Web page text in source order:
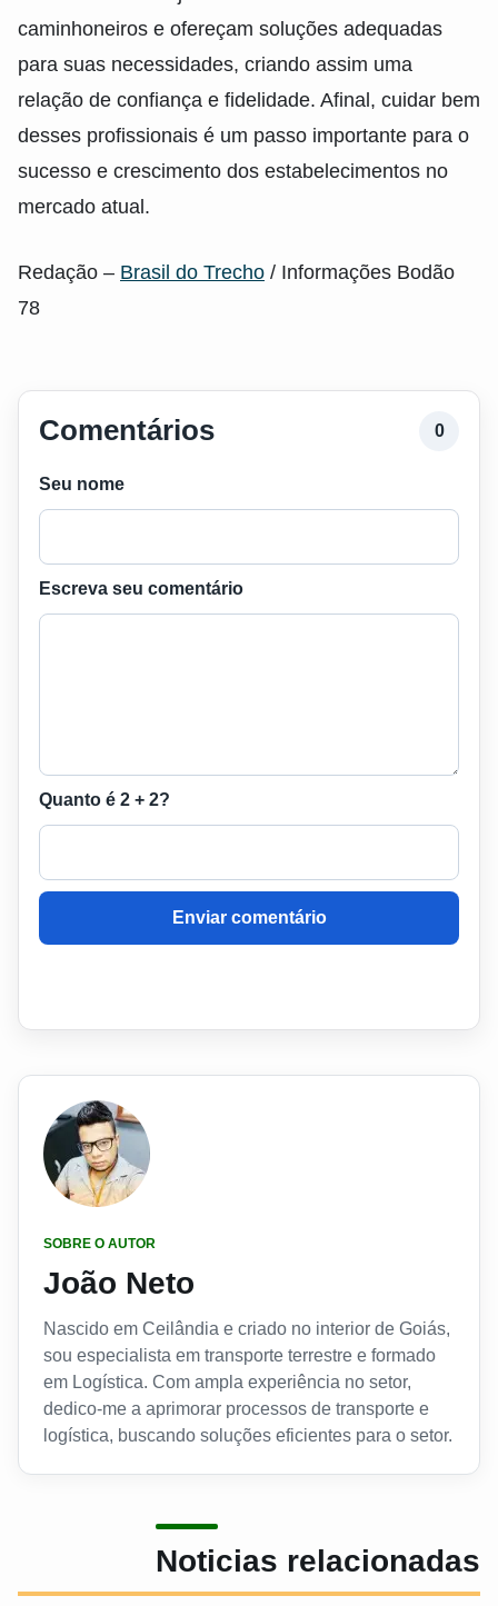
caminhoneiros e ofereçam soluções adequadas
para suas necessidades, criando assim uma
relação de confiança e fidelidade. Afinal, cuidar bem
desses profissionais é um passo importante para o
sucesso e crescimento dos estabelecimentos no
mercado atual.
Redação – Brasil do Trecho / Informações Bodão
78
Comentários 0
Seu nome
Escreva seu comentário
Quanto é 2 + 2?
Enviar comentário
SOBRE O AUTOR
João Neto
Nascido em Ceilândia e criado no interior de Goiás,
sou especialista em transporte terrestre e formado
em Logística. Com ampla experiência no setor,
dedico-me a aprimorar processos de transporte e
logística, buscando soluções eficientes para o setor.
Noticias relacionadas